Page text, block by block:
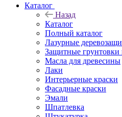
Каталог
Назад
Каталог
Полный каталог
Лазурные
Защитные грунтовки
Масла для древесины
Лаки
Интерьерные краски
Фасадные краски
Эмали
Шпатлевка